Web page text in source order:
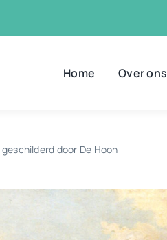
Home Over ons
door De Hoon